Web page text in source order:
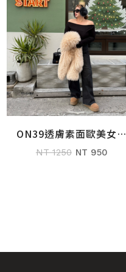
加入購物車
ON39透膚素面歐美女衣
(必收)
NT 1250 NT 950